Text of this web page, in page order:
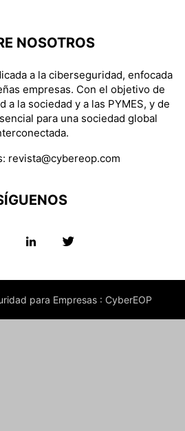
NOSOTROS
a la ciberseguridad, enfocada
empresas. Con el objetivo de
a la sociedad y a las PYMES, y de
para una sociedad global
revista@cybereop.com
para Empresas : CyberEOP